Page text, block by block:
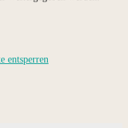
entsperren